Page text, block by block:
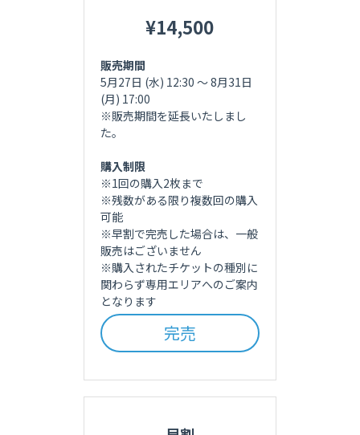
¥14,500
販売期間
5月27日 (水) 12:30 〜 8月31日
(月) 17:00
※販売期間を延長いたしまし
た。
購入制限
※1回の購入2枚まで
※残数がある限り複数回の購入
可能
※早割で完売した場合は、一般
販売はございません
※購入されたチケットの種別に
関わらず専用エリアへのご案内
となります
完売